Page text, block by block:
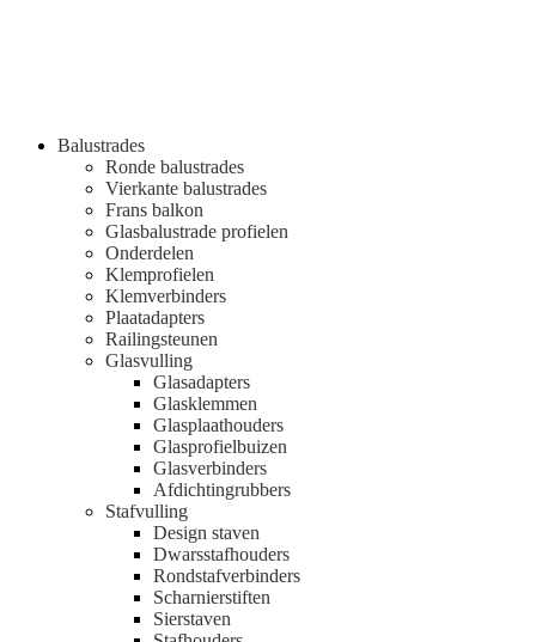
Balustrades
Ronde balustrades
Vierkante balustrades
Frans balkon
Glasbalustrade profielen
Onderdelen
Klemprofielen
Klemverbinders
Plaatadapters
Railingsteunen
Glasvulling
Glasadapters
Glasklemmen
Glasplaathouders
Glasprofielbuizen
Glasverbinders
Afdichtingrubbers
Stafvulling
Design staven
Dwarsstafhouders
Rondstafverbinders
Scharnierstiften
Sierstaven